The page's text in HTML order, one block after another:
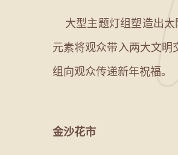
大型主题灯组塑造出太
元素将观众带入两大文明
组向观众传递新年祝福。
金沙花市